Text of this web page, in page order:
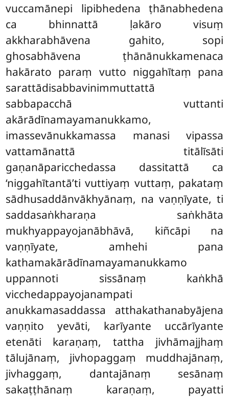
vuccamānepi lipibhedena ṭhānabhedena
ca bhinnattā ḷakāro visuṃ
akkharabhāvena gahito, sopi
ghosabhāvena ṭhānānukkamenaca
hakārato paraṃ vutto niggahītaṃ pana
sarattādisabbavinimmuttattā
sabbapacchā vuttanti
akārādīnamayamanukkamo,
imassevānukkamassa manasi vipassa
vattamānattā titālīsāti
gaṇanāparicchedassa dassitattā ca
‘niggahītantā’ti vuttiyaṃ vuttaṃ, pakataṃ
sādhusaddānvākhyānaṃ, na vaṇṇīyate, ti
saddasaṅkharaṇa saṅkhāta
mukhyappayojanābhāvā, kiñcāpi na
vaṇṇīyate, amhehi pana
kathamakārādīnamayamanukkamo
uppannoti sissānaṃ kaṅkhā
vicchedappayojanampati
anukkamasaddassa atthakathanabyājena
vaṇṇito yevāti, karīyante uccārīyante
etenāti karaṇaṃ, tattha jivhāmajjhaṃ
tālujānaṃ, jivhopaggaṃ muddhajānaṃ,
jivhaggaṃ, dantajānaṃ sesānaṃ
sakaṭṭhānaṃ karaṇaṃ, payatti